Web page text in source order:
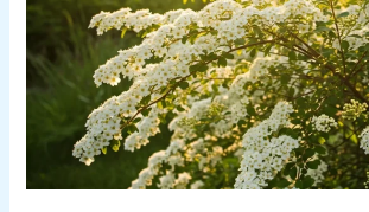
les
arbustes
à
fleurs
blanches
leur